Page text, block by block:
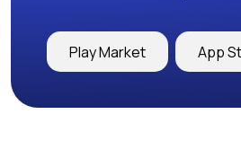
Play Market App